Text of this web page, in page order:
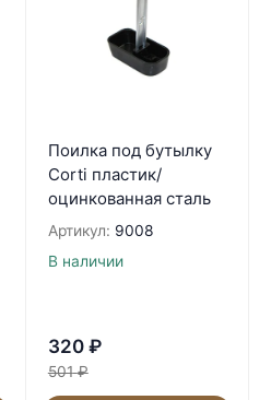
Поилка под бутылку
Corti пластик/
оцинкованная сталь
Артикул: 9008
В наличии
320 ₽
501 ₽